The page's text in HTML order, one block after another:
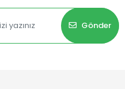
Gönder